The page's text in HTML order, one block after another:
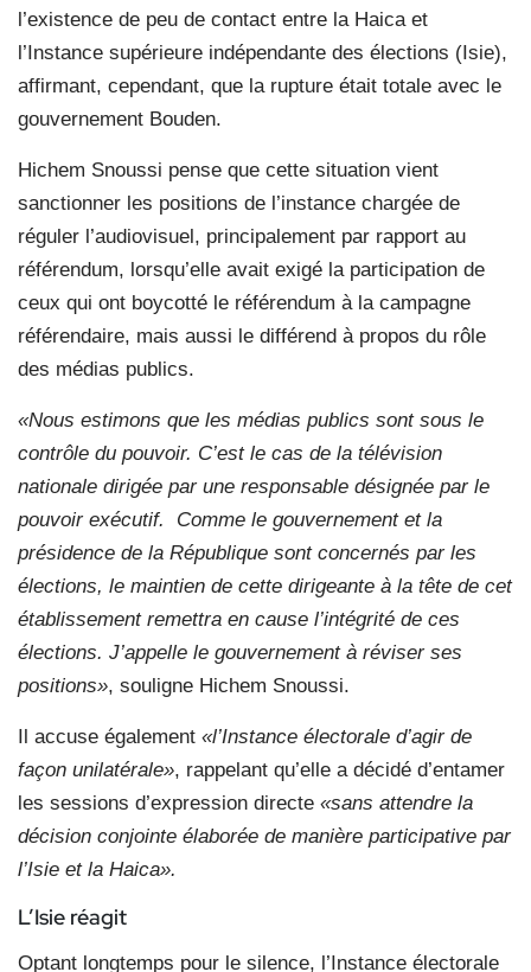
l’existence de peu de contact entre la Haica et
l’Instance supérieure indépendante des élections (Isie),
affirmant, cependant, que la rupture était totale avec le
gouvernement Bouden.
Hichem Snoussi pense que cette situation vient
sanctionner les positions de l’instance chargée de
réguler l’audiovisuel, principalement par rapport au
référendum, lorsqu’elle avait exigé la participation de
ceux qui ont boycotté le référendum à la campagne
référendaire, mais aussi le différend à propos du rôle
des médias publics.
«Nous estimons que les médias publics sont sous le
contrôle du pouvoir. C’est le cas de la télévision
nationale dirigée par une responsable désignée par le
pouvoir exécutif.
Comme le gouvernement et la
présidence de la République sont concernés par les
élections, le maintien de cette dirigeante à la tête de cet
établissement remettra en cause l’intégrité de ces
élections. J’appelle le gouvernement à réviser ses
positions», souligne Hichem Snoussi.
Il accuse également «l’Instance électorale d’agir de
façon unilatérale», rappelant qu’elle a décidé d’entamer
les sessions d’expression directe «sans attendre la
décision conjointe élaborée de manière participative par
l’Isie et la Haica».
L’Isie réagit
Optant longtemps pour le silence, l’Instance électorale